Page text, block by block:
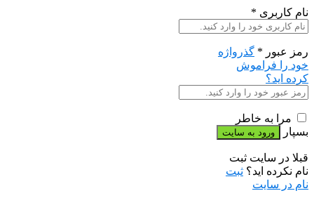
نام کاربری *
رمز عبور * گذرواژه
خود را فراموش
کرده اید؟
مرا به خاطر
بسپار
قبلا در سایت ثبت
نام نکرده اید؟ ثبت
نام در سایت